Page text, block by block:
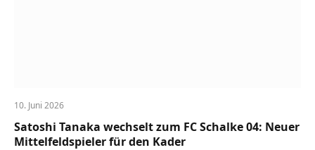
10. Juni 2026
Satoshi Tanaka wechselt zum FC Schalke 04: Neuer
Mittelfeldspieler für den Kader